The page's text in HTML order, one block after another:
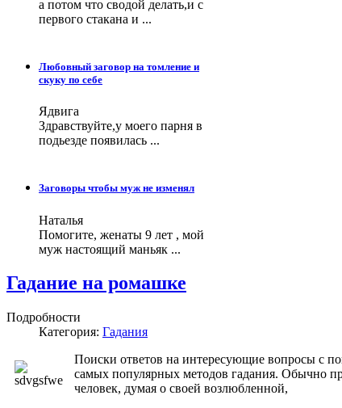
а потом что сводой делать,и с
первого стакана и ...
Любовный заговор на томление и
скуку по себе
Ядвига
Здравствуйте,у моего парня в
подьезде появилась ...
Заговоры чтобы муж не изменял
Наталья
Помогите, женаты 9 лет , мой
муж настоящий маньяк ...
Гадание на ромашке
Подробности
Категория: Гадания
Поиски ответов на интересующие вопросы с
самых популярных методов гадания. Обычно
человек, думая о своей возлюбленной,